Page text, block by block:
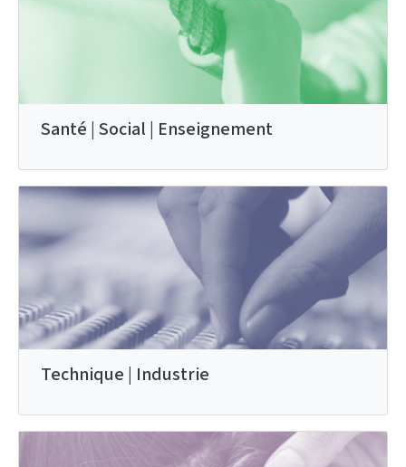
Santé | Social | Enseignement
Technique | Industrie